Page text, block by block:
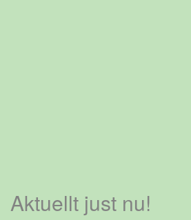
Aktuellt just nu!